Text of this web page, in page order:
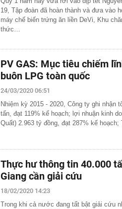
19, Tập đoàn đã hoàn thành và đưa vào
máy chế biến trứng ăn liền DeVi, Khu
thức…
PV GAS: Mục tiêu chiếm
buôn LPG toàn quốc
24/03/2020 06:51
Nhiệm kỳ 2015 - 2020, Công ty ghi nhận
tấn, đạt 119% kế hoạch; lợi nhuận kinh
Quất) 2.963 tỷ đồng, đạt 287% kế
Thực hư thông tin 40.000
Giang cần giải cứu
18/02/2020 14:23
Trong khi cả nước đang tất bật giải cứu